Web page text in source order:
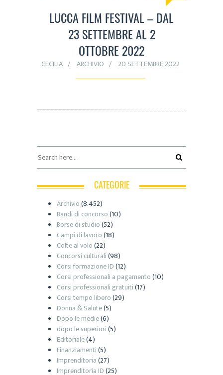
LUCCA FILM FESTIVAL – DAL
23 SETTEMBRE AL 2
OTTOBRE 2022
CECILIA ARCHIVIO 20 SETTEMBRE 2022
CATEGORIE
Archivio(8.452)
Bandi di concorso(10)
Borse di studio(52)
Campi di lavoro(18)
Colte al volo(22)
Concorsi culturali(98)
Corsi formazione ID(12)
Corsi professionali a pagamento(10)
Corsi professionali gratuiti(17)
Corsi tempo libero(29)
Donna & Salute(5)
Dopo le medie(6)
dopo le superiori(5)
Editoriale(4)
Finanziamenti(5)
Imprenditoria(27)
Imprenditoria ID(25)